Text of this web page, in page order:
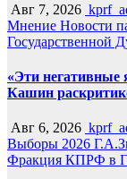
Авг 7, 2026
Мнение Новости
Государственной
«Эти негативные
Кашин
Авг 6, 2026
Выборы 2026
Фракция КПРФ в